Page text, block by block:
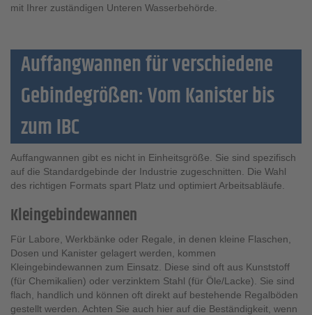
mit Ihrer zuständigen Unteren Wasserbehörde.
Auffangwannen für verschiedene
Gebindegrößen: Vom Kanister bis
zum IBC
Auffangwannen gibt es nicht in Einheitsgröße. Sie sind spezifisch
auf die Standardgebinde der Industrie zugeschnitten. Die Wahl
des richtigen Formats spart Platz und optimiert Arbeitsabläufe.
Kleingebindewannen
Für Labore, Werkbänke oder Regale, in denen kleine Flaschen,
Dosen und Kanister gelagert werden, kommen
Kleingebindewannen zum Einsatz. Diese sind oft aus Kunststoff
(für Chemikalien) oder verzinktem Stahl (für Öle/Lacke). Sie sind
flach, handlich und können oft direkt auf bestehende Regalböden
gestellt werden. Achten Sie auch hier auf die Beständigkeit, wenn